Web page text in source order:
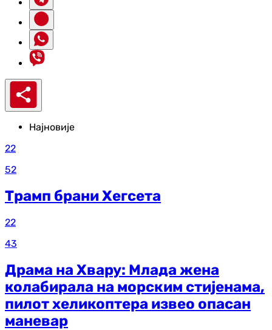
Најновије
22
52
Трамп брани Хегсета
22
43
Драма на Хвару: Млада жена
колабирала на морским стијенама,
пилот хеликоптера извео опасан
маневар